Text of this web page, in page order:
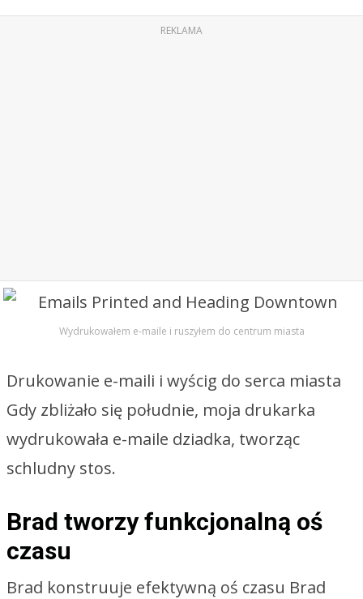
REKLAMA
Wydrukowałem e-maile i ruszyłem do centrum miasta
Drukowanie e-maili i wyścig do serca miasta
Gdy zbliżało się południe, moja drukarka
wydrukowała e-maile dziadka, tworząc
schludny stos.
Brad tworzy funkcjonalną oś
czasu
Brad konstruuje efektywną oś czasu Brad